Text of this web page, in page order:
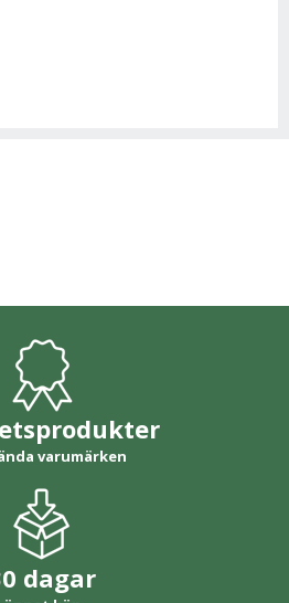
varumärken
dagar